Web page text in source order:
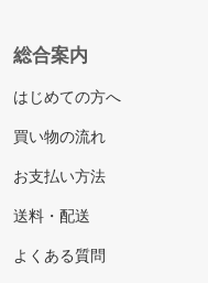
総合案内
はじめての方へ
買い物の流れ
お支払い方法
送料・配送
よくある質問